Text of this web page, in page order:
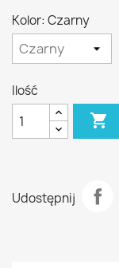
Kolor: Czarny
Ilość

Udostępnij